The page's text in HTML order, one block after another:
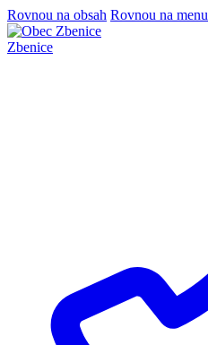
Rovnou na obsah Rovnou na menu
Zbenice